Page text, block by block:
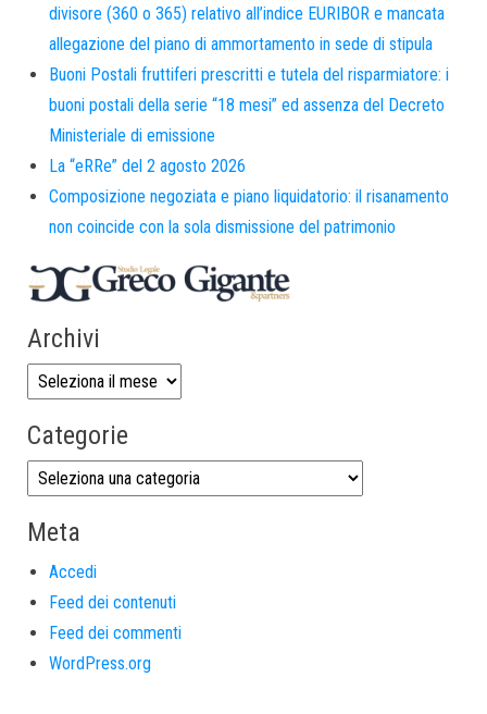
divisore (360 o 365) relativo all’indice EURIBOR e mancata
allegazione del piano di ammortamento in sede di stipula
Buoni Postali fruttiferi prescritti e tutela del risparmiatore: i
buoni postali della serie “18 mesi” ed assenza del Decreto
Ministeriale di emissione
La “eRRe” del 2 agosto 2026
Composizione negoziata e piano liquidatorio: il risanamento
non coincide con la sola dismissione del patrimonio
Archivi
Categorie
Meta
Accedi
Feed dei contenuti
Feed dei commenti
WordPress.org